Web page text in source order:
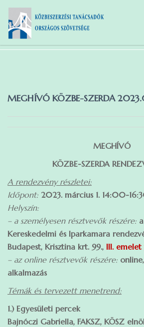
TEVÉKENYSÉGEINK
MEGHÍVÓ KÖZBE-SZERDA
MEGHÍVÓ
KÖZBE-SZERDA
A rendezvény részletei:
Időpont: 2023. március 1. 14:00-
Helyszín:
– a személyesen résztvevők részére:
Kereskedelmi és Iparkamara
Budapest, Krisztina krt. 99., III.
– az online résztvevők részére:
alkalmazás
Témák és tervezett menetrend:
1.) Egyesületi percek
Bajnóczi Gabriella, FAKSZ, KÖSZ